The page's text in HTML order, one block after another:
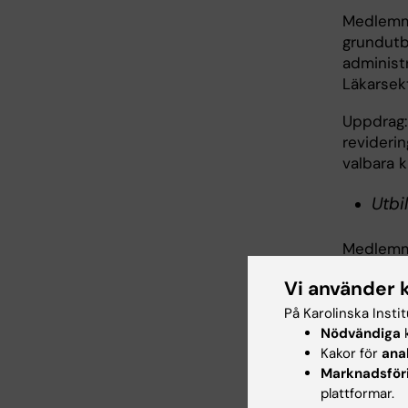
valbara
av det
Vi använder
På Karolinska
Nödvändiga
Kakor för
plattformar.